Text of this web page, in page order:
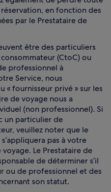
en fonction des
par le Prestataire de
être des particuliers
(CtoC) ou
professionnel à
Service, nous
« fournisseur privé » sur les
de voyage nous a
(non professionnel). Si
un particulier de
veuillez noter que le
pas à votre
Le Prestataire de
de déterminer s’il
ou de professionnel et des
son statut.